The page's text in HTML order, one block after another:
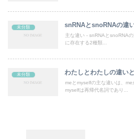
未分類 snRNAとsnoRNAの違
主な違い - snRNAとsnoRNA
に存在する2種類...
未分類 わたしとわたしの違い
meとmyselfの主な違いは、me
myselfは再帰代名詞であり...